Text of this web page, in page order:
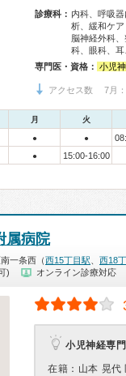
診療科： 内科、呼吸
析、緩和ケア
脳神経外科
科、眼科、耳
専門医・資格： 小児
アクセス数 7月：
月 火
● ●
● 15:00-16:00
属病院
一条西（西15丁目駅 西18
)
オンライン診療対応
小児神経専
在籍：山本 晃代